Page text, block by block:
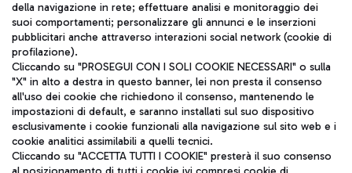
ITA
Aeroporti di Roma S.p.A. - Società soggetta a direzione e
coordinamento di Mundys S.p.A.
della navigazione in rete; effettuare analisi e monitoraggio dei
suoi comportamenti; personalizzare gli annunci e le inserzioni
pubblicitari anche attraverso interazioni social network (cookie di
profilazione).
Cliccando su "PROSEGUI CON I SOLI COOKIE NECESSARI" o sulla
"X" in alto a destra in questo banner, lei non presta il consenso
all'uso dei cookie che richiedono il consenso, mantenendo le
impostazioni di default, e saranno installati sul suo dispositivo
esclusivamente i cookie funzionali alla navigazione sul sito web e i
cookie analitici assimilabili a quelli tecnici.
Cliccando su "ACCETTA TUTTI I COOKIE" presterà il suo consenso